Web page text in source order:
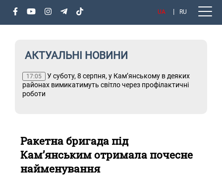
UA RU
АКТУАЛЬНІ НОВИНИ
17:05
У суботу, 8 серпня, у Кам’янському в деяких
районах вимикатимуть світло через профілактичні
роботи
Ракетна бригада під
Кам’янським отримала почесне
найменування